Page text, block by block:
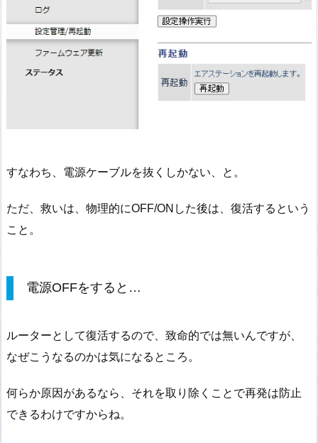
すなわち、電源ケーブルを抜くしかない、と。
ただ、救いは、物理的にOFF/ONした後は、復活するという
こと。
電源OFFをすると…
ルーターとして復活するので、致命的では無いんですが、
なぜこうなるのかは気になるところ。
何らか原因があるなら、それを取り除くことで再発は防止
できるわけですからね。